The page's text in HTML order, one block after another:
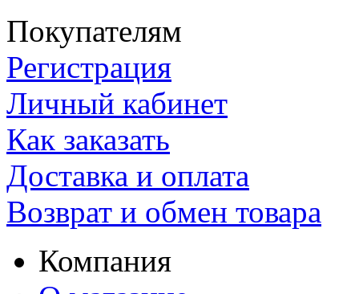
Покупателям
Регистрация
Личный кабинет
Как заказать
Доставка и оплата
Возврат и обмен товара
Компания